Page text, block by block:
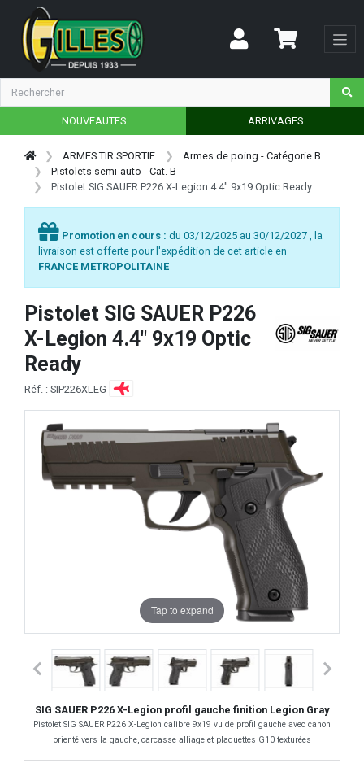
NOUVEAUTES ARRIVAGES
ARMES TIR SPORTIF
Armes de poing - Catégorie B
Pistolets semi-auto - Cat. B
Pistolet SIG SAUER P226 X-Legion 4.4" 9x19 Optic Ready
Promotion en cours : du 03/12/2025 au 30/12/2027 , la
livraison est offerte pour l'expédition de cet article en
FRANCE METROPOLITAINE
Pistolet SIG SAUER P226
X-Legion 4.4" 9x19 Optic
Ready
Réf. : SIP226XLEG
Tap to expand
SIG SAUER P226 X-Legion profil gauche finition Legion Gray
Pistolet SIG SAUER P226 X-Legion calibre 9x19 vu de profil gauche avec canon
orienté vers la gauche, carcasse alliage et plaquettes G10 texturées